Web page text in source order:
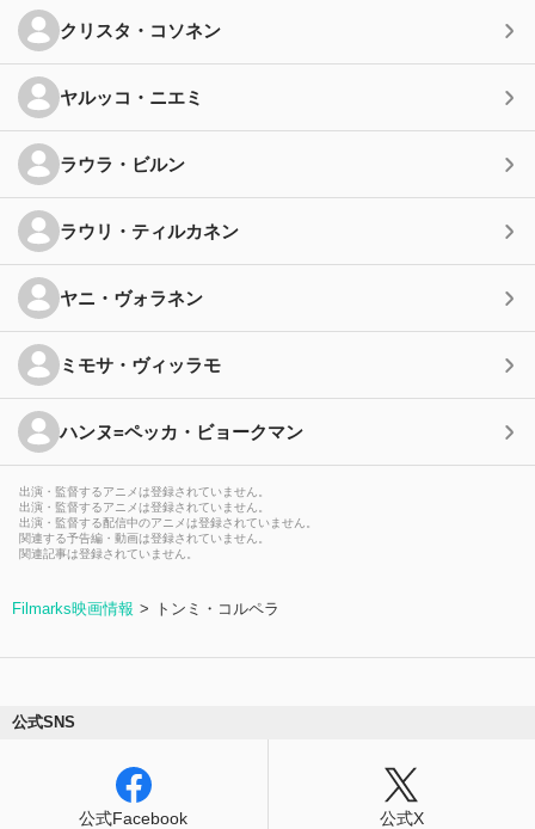
クリスタ・コソネン
ヤルッコ・ニエミ
ラウラ・ビルン
ラウリ・ティルカネン
ヤニ・ヴォラネン
ミモサ・ヴィッラモ
ハンヌ=ペッカ・ビョークマン
出演・監督するアニメは登録されていません。
出演・監督するアニメは登録されていません。
出演・監督する配信中のアニメは登録されていません。
関連する予告編・動画は登録されていません。
関連記事は登録されていません。
Filmarks映画情報 トンミ・コルペラ
公式SNS
公式Facebook 公式X